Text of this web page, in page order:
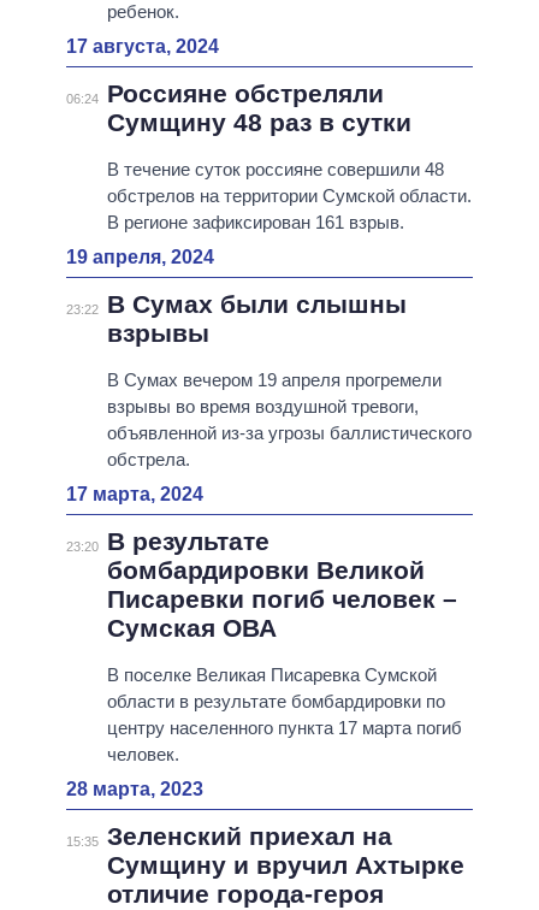
ребенок.
17 августа, 2024
06:24
Россияне обстреляли
Сумщину 48 раз в сутки
В течение суток россияне совершили 48
обстрелов на территории Сумской области.
В регионе зафиксирован 161 взрыв.
19 апреля, 2024
23:22
В Сумах были слышны
взрывы
В Сумах вечером 19 апреля прогремели
взрывы во время воздушной тревоги,
объявленной из-за угрозы баллистического
обстрела.
17 марта, 2024
23:20
В результате
бомбардировки Великой
Писаревки погиб человек –
Сумская ОВА
В поселке Великая Писаревка Сумской
области в результате бомбардировки по
центру населенного пункта 17 марта погиб
человек.
28 марта, 2023
15:35 Зеленский приехал на
Сумщину и вручил Ахтырке
отличие города-героя